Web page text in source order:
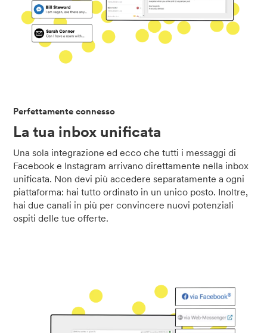
Perfettamente connesso
La tua inbox unificata
Una sola integrazione ed ecco che tutti i messaggi di
Facebook e Instagram arrivano direttamente nella inbox
unificata. Non devi più accedere separatamente a ogni
piattaforma: hai tutto ordinato in un unico posto. Inoltre,
hai due canali in più per convincere nuovi potenziali
ospiti delle tue offerte.